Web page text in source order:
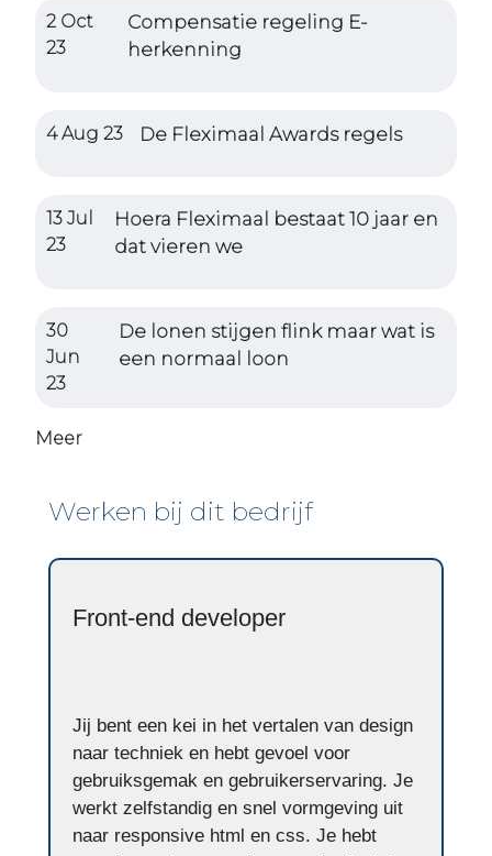
2 Oct
23
Compensatie regeling E-
herkenning
4 Aug 23 De Fleximaal Awards regels
13 Jul
23
Hoera Fleximaal bestaat 10 jaar en
dat vieren we
30
Jun
23
De lonen stijgen flink maar wat is
een normaal loon
Meer
Werken bij dit bedrijf
Front-end developer
Jij bent een kei in het vertalen van design
naar techniek en hebt gevoel voor
gebruiksgemak en gebruikerservaring. Je
werkt zelfstandig en snel vormgeving uit
naar responsive html en css. Je hebt